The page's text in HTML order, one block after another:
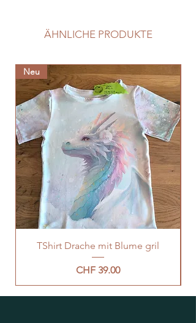
ÄHNLICHE PRODUKTE
Neu
TShirt Drache mit Blume gril
Preis
CHF 39.00